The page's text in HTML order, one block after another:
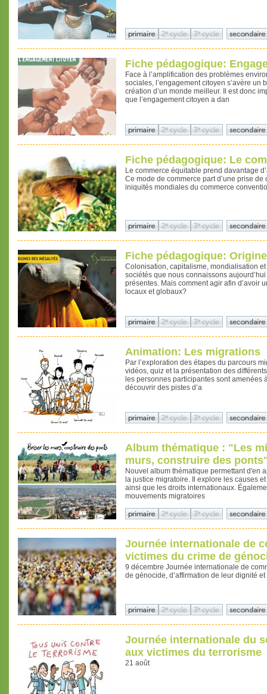
Fiche pédagogique:
Face à l’amplification des problèmes
sociales, l’engagement citoyen s’avère un
création d’un monde meilleur. Il est donc
que l’engagement citoyen a dan
Fiche pédagogique: Le
Le commerce équitable prend davantage
Ce mode de commerce part d’une prise
iniquités mondiales du commerce
Fiche pédagogique:
Colonisation, capitalisme, mondialisation
sociétés que nous connaissons
présentes. Mais comment agir afin d’avoir
locaux et globaux?
Animation: Les migrations
Par l’exploration des étapes du parcours
vidéos, quiz et la présentation des
les personnes participantes sont amenées
découvrir des pistes d’a
Album thématique : "Les
murs, construire des
Nouvel album thématique permettant d'en
la justice migratoire. Il explore les causes
ainsi que les droits internationaux.
mouvements migratoires
Journée internationale de
victimes du crime de
9 décembre Journée internationale de
de génocide, d’affirmation de leur dignité
Journée internationale du
aux victimes du terrorisme
21 août